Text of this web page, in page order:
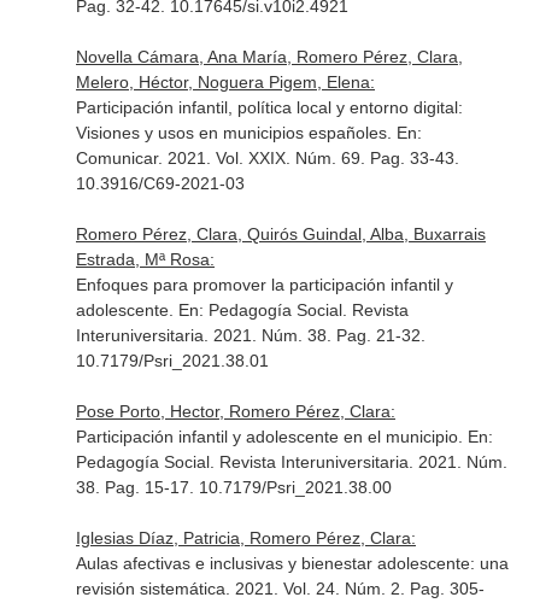
Pag. 32-42. 10.17645/si.v10i2.4921
Novella Cámara, Ana María, Romero Pérez, Clara,
Melero, Héctor, Noguera Pigem, Elena:
Participación infantil, política local y entorno digital:
Visiones y usos en municipios españoles. En:
Comunicar. 2021. Vol. XXIX. Núm. 69. Pag. 33-43.
10.3916/C69-2021-03
Romero Pérez, Clara, Quirós Guindal, Alba, Buxarrais
Estrada, Mª Rosa:
Enfoques para promover la participación infantil y
adolescente. En: Pedagogía Social. Revista
Interuniversitaria . 2021. Núm. 38. Pag. 21-32.
10.7179/Psri_2021.38.01
Pose Porto, Hector, Romero Pérez, Clara:
Participación infantil y adolescente en el municipio. En:
Pedagogía Social. Revista Interuniversitaria . 2021. Núm.
38. Pag. 15-17. 10.7179/Psri_2021.38.00
Iglesias Díaz, Patricia, Romero Pérez, Clara:
Aulas afectivas e inclusivas y bienestar adolescente: una
revisión sistemática. 2021. Vol. 24. Núm. 2. Pag. 305-